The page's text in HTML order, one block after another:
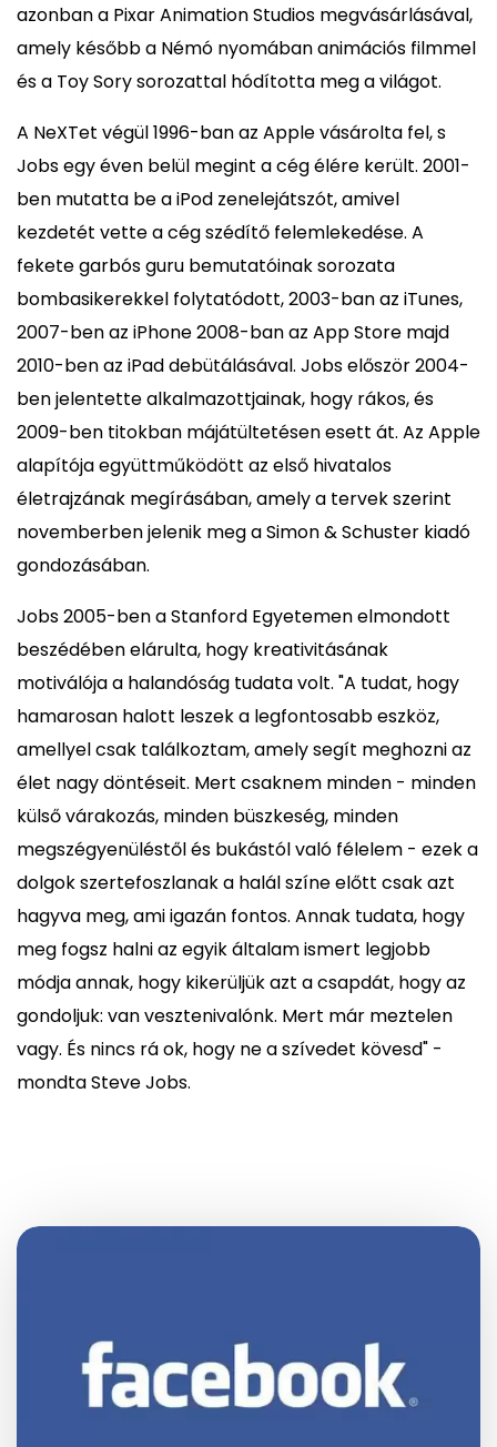
azonban a Pixar Animation Studios megvásárlásával,
amely később a Némó nyomában animációs filmmel
és a Toy Sory sorozattal hódította meg a világot.
A NeXTet végül 1996-ban az Apple vásárolta fel, s
Jobs egy éven belül megint a cég élére került. 2001-
ben mutatta be a iPod zenelejátszót, amivel
kezdetét vette a cég szédítő felemlekedése. A
fekete garbós guru bemutatóinak sorozata
bombasikerekkel folytatódott, 2003-ban az iTunes,
2007-ben az iPhone 2008-ban az App Store majd
2010-ben az iPad debütálásával. Jobs először 2004-
ben jelentette alkalmazottjainak, hogy rákos, és
2009-ben titokban májátültetésen esett át. Az Apple
alapítója együttműködött az első hivatalos
életrajzának megírásában, amely a tervek szerint
novemberben jelenik meg a Simon & Schuster kiadó
gondozásában.
Jobs 2005-ben a Stanford Egyetemen elmondott
beszédében elárulta, hogy kreativitásának
motiválója a halandóság tudata volt. "A tudat, hogy
hamarosan halott leszek a legfontosabb eszköz,
amellyel csak találkoztam, amely segít meghozni az
élet nagy döntéseit. Mert csaknem minden - minden
külső várakozás, minden büszkeség, minden
megszégyenüléstől és bukástól való félelem - ezek a
dolgok szertefoszlanak a halál színe előtt csak azt
hagyva meg, ami igazán fontos. Annak tudata, hogy
meg fogsz halni az egyik általam ismert legjobb
módja annak, hogy kikerüljük azt a csapdát, hogy az
gondoljuk: van vesztenivalónk. Mert már meztelen
vagy. És nincs rá ok, hogy ne a szívedet kövesd" -
mondta Steve Jobs.